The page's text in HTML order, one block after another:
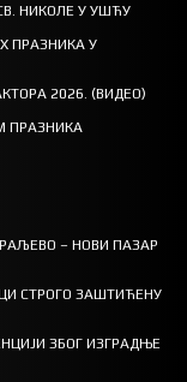
НИКОЛЕ У УШЋУ
ПРАЗНИКА У
2026. (ВИДЕО)
ПРАЗНИКА
– НОВИ ПАЗАР
СТРОГО ЗАШТИЋЕНУ
ЗБОГ ИЗГРАДЊЕ